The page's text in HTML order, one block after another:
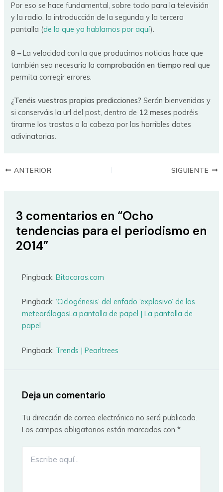
Por eso se hace fundamental, sobre todo para la televisión
y la radio, la introducción de la segunda y la tercera
pantalla (de la que ya hablamos por aquí).
8 –La velocidad con la que producimos noticias hace que
también sea necesaria lacomprobación en tiempo real que
permita corregir errores.
¿Tenéis vuestras propias predicciones? Serán bienvenidas y
si conserváis la url del post, dentro de 12 meses podréis
tirarme los trastos a la cabeza por las horribles dotes
adivinatorias.
ANTERIOR SIGUIENTE
3 comentarios en “Ocho
tendencias para el periodismo en
2014”
Pingback:Bitacoras.com
Pingback:‘Ciclogénesis’ del enfado ‘explosivo’ de los
meteorólogosLa pantalla de papel | La pantalla de
papel
Pingback: Trends | Pearltrees
Deja un comentario
Tu dirección de correo electrónico no será publicada.
Los campos obligatorios están marcados con*
aquí...